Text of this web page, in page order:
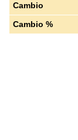
Cambio
Cambio %